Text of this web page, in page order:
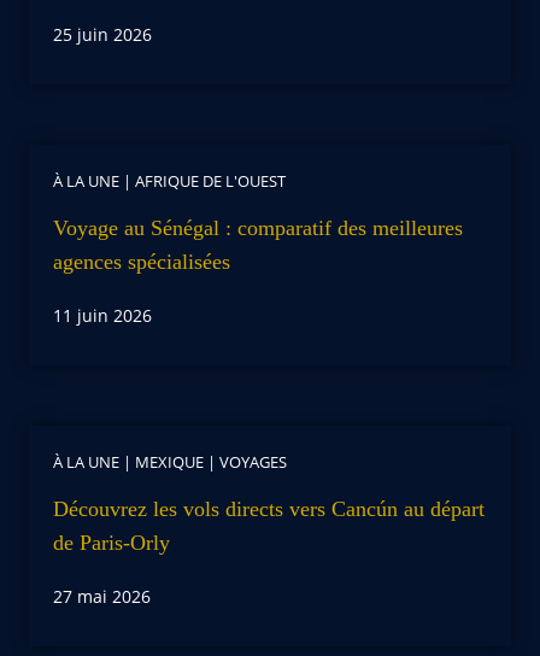
25 juin 2026
À LA UNE | AFRIQUE DE L'OUEST
Voyage au Sénégal : comparatif des meilleures
agences spécialisées
11 juin 2026
À LA UNE | MEXIQUE | VOYAGES
Découvrez les vols directs vers Cancún au départ
de Paris-Orly
27 mai 2026